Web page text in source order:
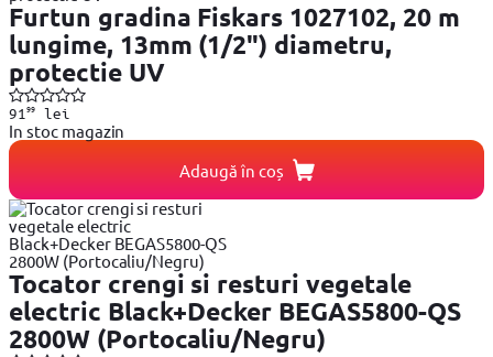
Furtun gradina Fiskars 1027102, 20 m
lungime, 13mm (1/2") diametru,
protectie UV
91 99lei
In stoc magazin
Adaugă în coș
Tocator crengi si resturi vegetale
electric Black+Decker BEGAS5800-QS
2800W (Portocaliu/Negru)